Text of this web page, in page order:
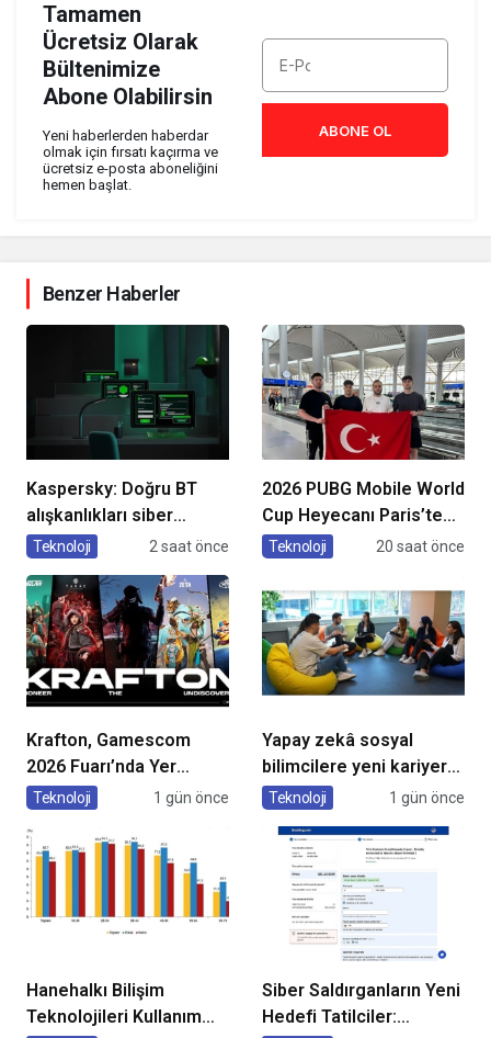
Tamamen
Ücretsiz Olarak
Bültenimize
Abone Olabilirsin
Yeni haberlerden haberdar
olmak için fırsatı kaçırma ve
ücretsiz e-posta aboneliğini
hemen başlat.
ABONE OL
Benzer Haberler
Kaspersky: Doğru BT
alışkanlıkları siber
dayanıklılığı
Teknoloji 2 saat önce
2026 PUBG Mobile World
Cup Heyecanı Paris’te
Başlıyor
Teknoloji 20 saat önce
Krafton, Gamescom
2026 Fuarı’nda Yer
Alacak Oyunlarına Dair
Teknoloji 1 gün önce
Yapay zekâ sosyal
bilimcilere yeni kariyer
kapıları açıyor!
Teknoloji 1 gün önce
Hanehalkı Bilişim
Teknolojileri Kullanım
Siber Saldırganların Yeni
Hedefi Tatilciler: